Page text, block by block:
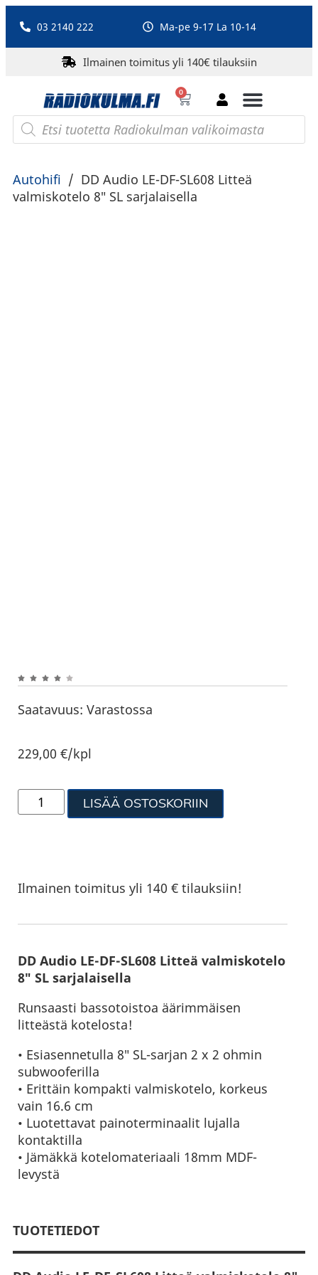
03 2140 222 Ma-pe 9-17 La 10-14
Ilmainen toimitus yli 140€ tilauksiin
0
Autohifi / DD Audio LE-DF-SL608 Litteä
valmiskotelo 8″ SL sarjalaisella
Saatavuus: Varastossa
229,00€/kpl
LISÄÄ OSTOSKORIIN
Ilmainen toimitus yli 140 € tilauksiin!
DD Audio LE-DF-SL608 Litteä valmiskotelo
8″ SL sarjalaisella
Runsaasti bassotoistoa äärimmäisen
litteästä kotelosta!
• Esiasennetulla 8″ SL-sarjan 2 x 2 ohmin
subwooferilla
• Erittäin kompakti valmiskotelo, korkeus
vain 16.6 cm
• Luotettavat painoterminaalit lujalla
kontaktilla
• Jämäkkä kotelomateriaali 18mm MDF-
levystä
TUOTETIEDOT